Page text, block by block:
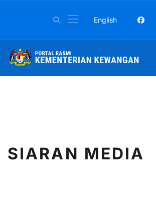
Pilih bahasa anda
English
SIARAN MEDIA